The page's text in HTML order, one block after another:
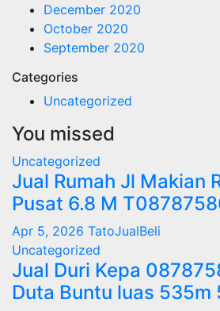
December 2020
October 2020
September 2020
Categories
Uncategorized
You missed
Uncategorized
Jual Rumah Jl Makian
Pusat 6.8 M
Apr 5, 2026 TatoJualBeli
Uncategorized
Jual Duri Kepa
Duta Buntu luas 535m